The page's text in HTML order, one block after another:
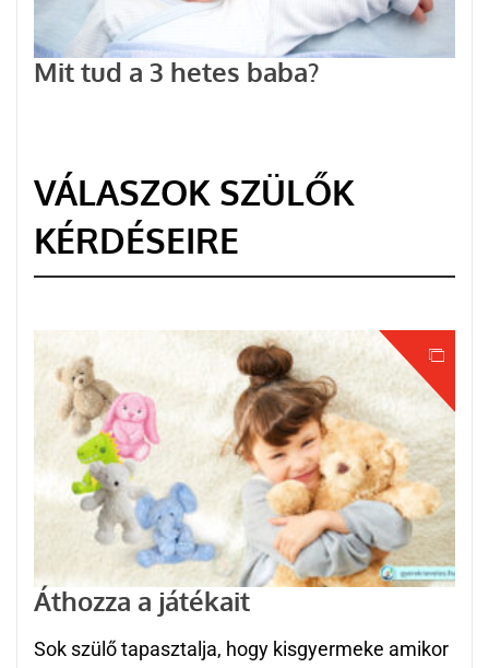
Mit tud a 3 hetes baba?
VÁLASZOK SZÜLŐK
KÉRDÉSEIRE
Áthozza a játékait
Sok szülő tapasztalja, hogy kisgyermeke amikor